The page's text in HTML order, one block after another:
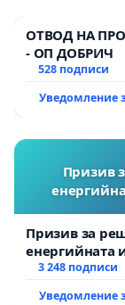
ОТВОД НА
- ОП ДОБРИЧ
528 подписи
Уведомление
Призив
Призив за
енергийната
3 248 подписи
Уведомление